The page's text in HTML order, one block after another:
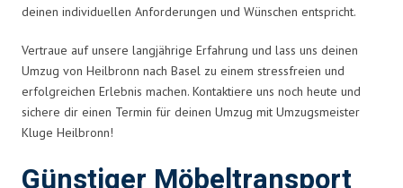
deinen individuellen Anforderungen und Wünschen entspricht.
Vertraue auf unsere langjährige Erfahrung und lass uns deinen
Umzug von Heilbronn nach Basel zu einem stressfreien und
erfolgreichen Erlebnis machen. Kontaktiere uns noch heute und
sichere dir einen Termin für deinen Umzug mit Umzugsmeister
Kluge Heilbronn!